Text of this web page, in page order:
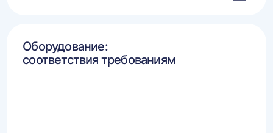
Оборудование:
соответствия требованиям